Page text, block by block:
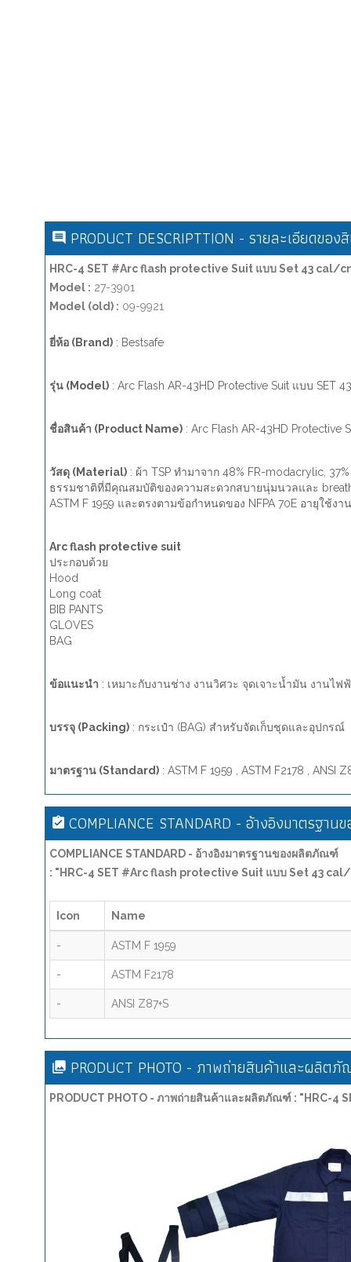
PRODUCT DESCRIPTTION - รายละเอียดข
HRC-4 SET #Arc flash protective Suit แบบ Set 43 cal/
Model : 27-3901
Model (old) : 09-9921
ยี่ห้อ (Brand) : Bestsafe
รุ่น (Model) : Arc Flash AR-43HD Protective Suit แบบ SET
ชื่อสินค้า (Product Name) : Arc Flash AR-43HD Protective
วัสดุ (Material) : ผ้า TSP ทำมาจาก 48% FR-modacrylic,
ธรรมชาติที่มีคุณสมบัติของความสะดวกสบายนุ่มนวลและ
ASTM F 1959 และตรงตามข้อกำหนดของ NFPA 70E อายุใช้งา
Arc flash protective suit
ประกอบด้วย
Hood
Long coat
BIB PANTS
GLOVES
BAG
ข้อแนะนำ : เหมาะกับงานช่าง งานวิศวะ จุดเจาะน้ำมัน งานไฟ
บรรจุ (Packing) : กระเป๋า (BAG) สำหรับจัดเก็บชุดและอุปกรณ์
มาตรฐาน (Standard) : ASTM F 1959 , ASTM F2178 , ANSI
COMPLIANCE STANDARD - อ้างอิงมาตรฐา
COMPLIANCE STANDARD - อ้างอิงมาตรฐานของผลิตภัณฑ์
: "HRC-4 SET #Arc flash protective Suit แบบ Set 43
Icon Name
- ASTM F 1959
- ASTM F2178
- ANSI Z87+S
PRODUCT PHOTO - ภาพถ่ายสินค้าและผลิต
PRODUCT PHOTO - ภาพถ่ายสินค้าและผลิตภัณฑ์ :